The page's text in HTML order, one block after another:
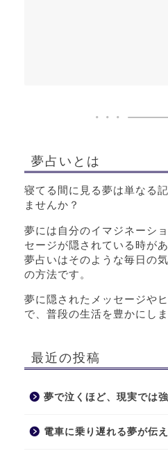
夢占いとは
寝てる間に見る夢は単なる
ませんか？
夢には自分のイマジネーシ
セージが隠されている時があ
夢占いはそのような毎日の
の方法です。
夢に隠されたメッセージや
で、普段の生活を豊かにしま
最近の投稿
夢で泣くほど、現実では
電車に乗り遅れる夢が伝